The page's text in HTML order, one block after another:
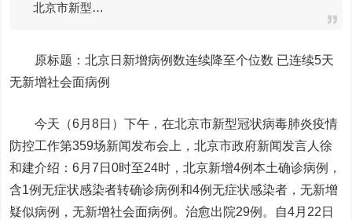
北京市新型…
原标题：北京日新增病例数连续降至个位数 已连续5天
无新增社会面病例
今天（6月8日）下午，在北京市新型冠状病毒肺炎疫情
防控工作第359场新闻发布会上，北京市政府新闻发言人徐
和建介绍：6月7日0时至24时，北京新增4例本土确诊病例，
含1例无症状感染者转确诊病例和4例无症状感染者，无新增
疑似病例，无新增社会面病例。治愈出院29例。自4月22日